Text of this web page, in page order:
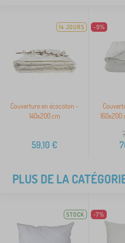
14 JOURS
Couverture en écocoton -
140x200 cm
59,10 €
-9%
160x200
PLUS DE LA
STOCK -7%